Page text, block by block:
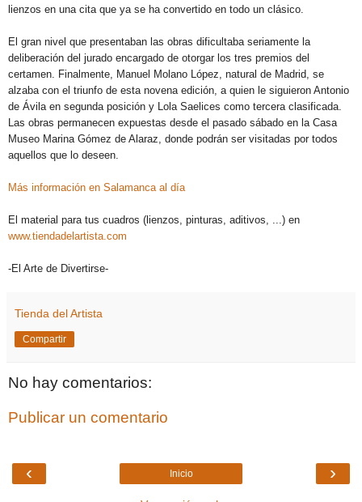
lienzos en una cita que ya se ha convertido en todo un clásico.
El gran nivel que presentaban las obras dificultaba seriamente la
deliberación del jurado encargado de otorgar los tres premios del
certamen. Finalmente, Manuel Molano López, natural de Madrid, se
alzaba con el triunfo de esta novena edición, a quien le siguieron Antonio
de Ávila en segunda posición y Lola Saelices como tercera clasificada.
Las obras permanecen expuestas desde el pasado sábado en la Casa
Museo Marina Gómez de Alaraz, donde podrán ser visitadas por todos
aquellos que lo deseen.
Más información en Salamanca al día
El material para tus cuadros (lienzos, pinturas, aditivos, ...) en
www.tiendadelartista.com
-El Arte de Divertirse-
Tienda del Artista
Compartir
No hay comentarios:
Publicar un comentario
‹ ›
Inicio